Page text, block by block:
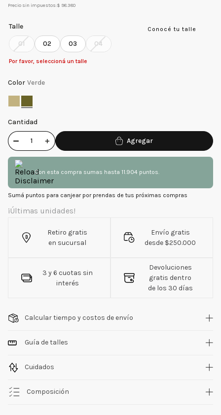
Precio sin impuestos:$ 98.380
Conocé tu talle
Talle
01 02 03 04
Por favor, seleccioná un talle
Color Verde
Cantidad
＋
－
Con esta compra sumas hasta 11.904 puntos.
Sumá puntos para canjear por prendas de tus próximas compras
¡Últimas unidades!
Retiro gratis
en sucursal
Envío gratis
desde $250.000
3 y 6 cuotas sin
interés
Devoluciones
gratis dentro
de los 30 días
Calcular tiempo y costos de envío
Guía de talles
Cuidados
Composición